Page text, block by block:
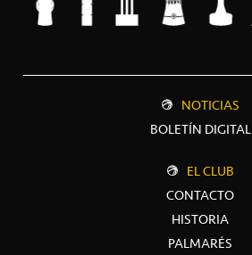
NOTICIAS
BOLETÍN DIGITAL
EL CLUB
CONTACTO
HISTORIA
PALMARÉS